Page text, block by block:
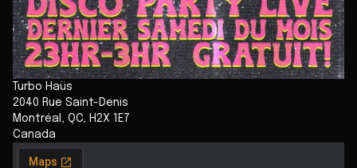
Turbo Haüs
2040 Rue Saint-Denis
Montréal , QC, H2X 1E7
Canada